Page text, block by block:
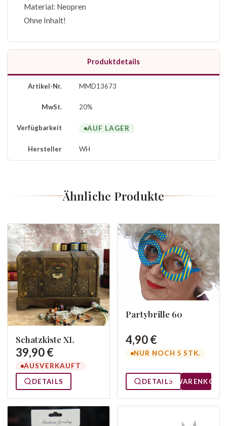
Material: Neopren
Ohne Inhalt!
Produktdetails
Artikel-Nr. MMD13673
MwSt. 20%
Verfügbarkeit AUF LAGER
Hersteller WH
Ähnliche Produkte
Schatzkiste XL
39,90 €
AUSVERKAUFT
DETAILS
Partybrille 60
4,90 €
NUR NOCH 5 STK.
DETAILS WARENKORB